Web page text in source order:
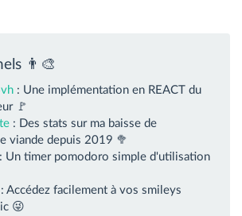
👨‍🎨
: Une implémentation en REACT du
🚩
: Des stats sur ma baisse de
viande depuis 2019 🥦
: Un timer pomodoro simple d'utilisation
: Accédez facilement à vos smileys
😜